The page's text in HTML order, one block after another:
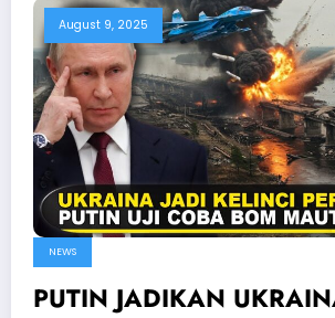
August 9, 2025
NEWS
PUTIN JADIKAN